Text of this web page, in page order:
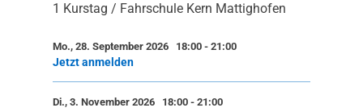
1 Kurstag / Fahrschule Kern Mattighofen
Jetzt anmelden
Mo., 28. September 2026 18:00- 21:00
Di., 3. November 2026 18:00- 21:00